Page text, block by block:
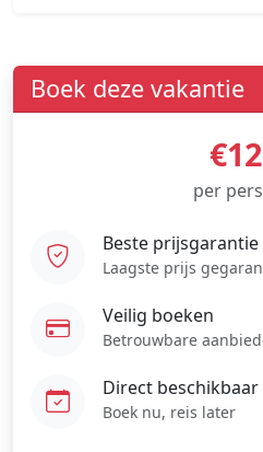
Boek deze vakantie
per
Beste prijsgarantie
Laagste prijs
Veilig boeken
Betrouwbare
Direct beschikbaar
Boek nu, reis later